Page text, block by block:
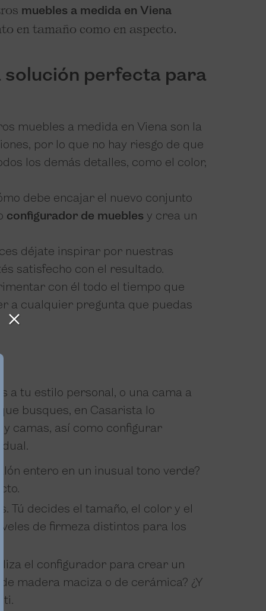
muebles a medida en Viena
en tamaño como en aspecto.
solución perfecta para
muebles a medida en Viena son la
por lo que no hay riesgo de que
los demás detalles, como el color,
debe encajar el nuevo conjunto
configurador de muebles y crea un
déjate inspirar por nuestras
satisfecho con el resultado.
con él todo el tiempo que
a cualquier pregunta que puedas
a tu estilo personal, o una cama a
busques, en Casarista lo
camas, así como configurar
entero en un inusual tono verde?
Tú decides el tamaño, el color y el
de firmeza distintos para los
el configurador para crear un
madera maciza o de cerámica? ¿Y
ti.